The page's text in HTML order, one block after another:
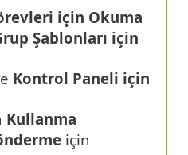
için Okuma
Şablonları için
Kontrol Paneli için
Kullanma
için